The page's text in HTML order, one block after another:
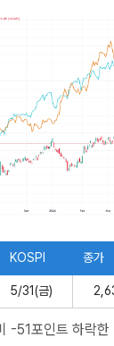
KOSPI 종가
5/31(금)
-51포인트 하락한